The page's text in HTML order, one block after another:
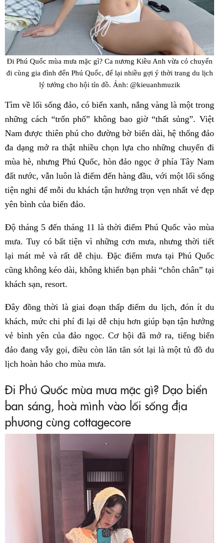
Đi Phú Quốc mùa mưa mặc gì? Ca nương Kiều Anh vừa có chuyến
đi cùng gia đình đến Phú Quốc, để lại nhiều gợi ý thời trang du lịch
lý tưởng cho hội tín đồ. Ảnh: @kieuanhmuzik
Tìm về lối sống đảo, có biển xanh, nắng vàng là một trong
những cách “trốn phố” không bao giờ “thất sủng”. Việt
Nam được thiên phú cho đường bờ biển dài, hệ thống đảo
đa dạng mở ra thật nhiều chọn lựa cho những chuyển đi
mùa hè, nhưng Phú Quốc, hòn đảo ngọc ở phía Tây Nam
đất nước, vẫn luôn là điểm đến hàng đầu, với một lối sống
tiện nghi để mỗi du khách tận hưởng trọn vẹn nhất vẻ đẹp
yên bình của biển đảo.
Độ tháng 5 đến tháng 11 là thời điểm Phú Quốc vào mùa
mưa. Tuy có bất tiện vì những cơn mưa, nhưng thời tiết
lại mát mẻ và rất dễ chịu. Đặc điểm mưa tại Phú Quốc
cũng không kéo dài, không khiến bạn phải “chôn chân” tại
khách sạn, resort.
Đây đồng thời là giai đoạn thấp điểm du lịch, đón ít du
khách, mức chi phí đi lại dễ chịu hơn giúp bạn tận hưởng
vẻ bình yên của đảo ngọc. Cơ hội đã mở ra, tiếng biển
đảo đang vẫy gọi, điều còn lăn tăn sót lại là một tủ đồ du
lịch hoàn hảo cho mùa mưa.
Đi Phú Quốc mùa mưa mặc gì? Dạo biển
ban sáng, hoà mình vào lối sống địa
phương cùng cottagecore